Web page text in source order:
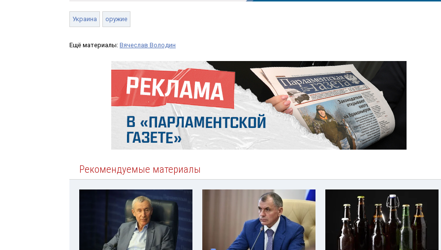
Украина оружие
Ещё материалы: Вячеслав Володин
Рекомендуемые материалы